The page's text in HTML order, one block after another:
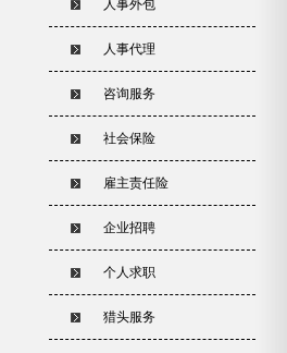
人事外包
人事代理
咨询服务
社会保险
雇主责任险
企业招聘
个人求职
猎头服务